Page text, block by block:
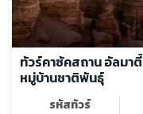
ทัวร์คาซัคสถาน อัลมาตี้ ชารินแคนยอน ทะเลสาบคอลไซ
หมู่บ้านชาติพันธุ์
รหัสทัวร์